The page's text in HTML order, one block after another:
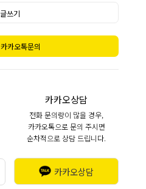
글쓰기
카카오톡문의
카카오상담
전화 문의량이 많을 경우,
카카오톡으로 문의 주시면
순차적으로 상담 드립니다.
카카오상담